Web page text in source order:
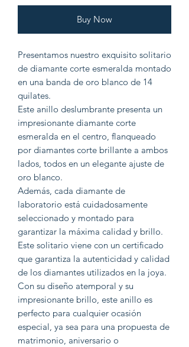
Buy Now
Presentamos nuestro exquisito solitario
de diamante corte esmeralda montado
en una banda de oro blanco de 14
quilates.
Este anillo deslumbrante presenta un
impresionante diamante corte
esmeralda en el centro, flanqueado
por diamantes corte brillante a ambos
lados, todos en un elegante ajuste de
oro blanco.
Además, cada diamante de
laboratorio está cuidadosamente
seleccionado y montado para
garantizar la máxima calidad y brillo.
Este solitario viene con un certificado
que garantiza la autenticidad y calidad
de los diamantes utilizados en la joya.
Con su diseño atemporal y su
impresionante brillo, este anillo es
perfecto para cualquier ocasión
especial, ya sea para una propuesta de
matrimonio, aniversario o